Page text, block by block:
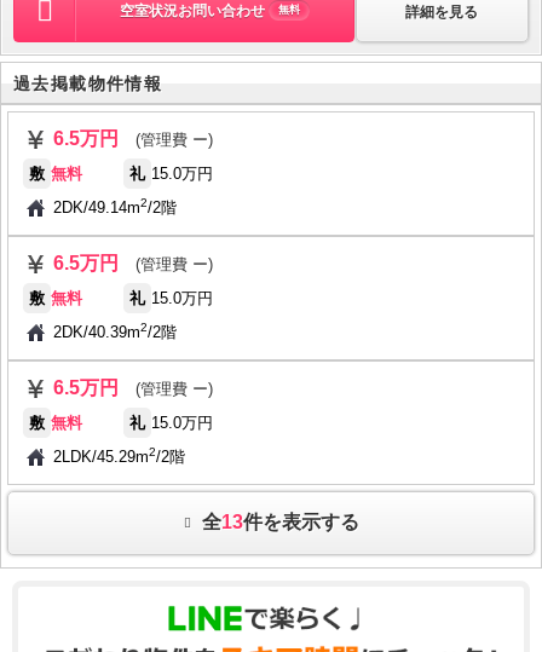
詳細を見る
空室状況お問い合わせ 無料
過去掲載物件情報
6.5万円
(管理費 ー)
敷 無料 礼 15.0万円
2DK/49.14m2/2階
6.5万円
(管理費 ー)
敷 無料 礼 15.0万円
2DK/40.39m2/2階
6.5万円
(管理費 ー)
敷 無料 礼 15.0万円
2LDK/45.29m2/2階
全13件を表示する